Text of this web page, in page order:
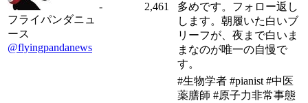
フライパンダニュ
ース
@flyingpandanews
- 2,461
多めです。フォロー返し
します。朝履いた白いブ
リーフが、夜まで白いま
まなのが唯一の自慢で
す。
#生物学者 #pianist #中医
薬膳師 #原子力非常事態